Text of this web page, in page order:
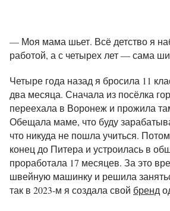
— Моя мама шьет. Всё детство я
работой, а с четырех лет — сама
Четыре года назад я бросила 11
два месяца. Сначала из посёлка
переехала в Воронеж и прожила
Обещала маме, что буду
что никуда не пошла учиться.
конец до Питера и устроилась в
проработала 17 месяцев. За это
швейную машинку и решила
так в 2023-м я создала свой бренд